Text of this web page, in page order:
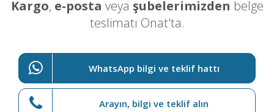
Kargo, e-posta veya şubelerimizden belge
teslimatı Onat'ta.
WhatsApp bilgi ve teklif hattı
Arayın, bilgi ve teklif alın